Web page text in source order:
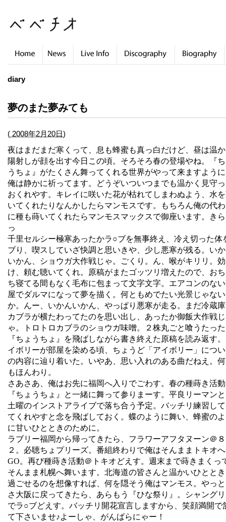
diary
夢のまた夢みても
( 2008年2月20日)
夜はまだまだ寒くって、息も蜂蜜も真っ白だけど、昼は温
陽射しが顔を出す今日この頃。そろそろ春の登場やね。『
うちょ』がたくさん舞ってくれる世界がやって来ますよう
俺は静かに祈ってます。どうぞいついつまでも温かく見守
おくれやす。キレイに咲いた花が枯れてしまわぬよう、水
いてくれたりなんかしたらマンモスです。もちろん俺の代
に種も蒔いてくれたらマンモスマックスで御座います。き
っ
千里セルシー極寒あったかラ○ブを無事終え、冷え切った体
ブり、喫スしていざ快調と思いきや、少し悪寒が残る。い
いかん、ショウガ大作戦じゃ。ごくり。ん、喉がキリリ。効
け、頼む聴いてくれ。原稿がまたゴッツリ増えたので、お
ち寝てる間もなく毛布に包まって文字文字。エアコンのな
屋でダルマになって夢を描く。何ともめでたい光景じゃない
か。んー、いかんいかん、やっぱり悪寒が走る。まだ冷蔵
カブラが横たわってたのを思い出し、あったか御飯大作戦じ
ゃ。トロトロカブラのショウガ味噌。２株丸ごと喰うたっ
『ちょうちょ』を飛ばしながら書き終えた原稿を読み返す
イボリーが部屋を染める頃、ちょうど「アイボリー」につ
の内容に辿り着いた。いやあ、思い入れのある曲だねえ。
もほんわり。
さあさあ、俺はお先に福岡へ入りでごわす。春の種蒔き活
『ちょうちょ』と一緒に舞って参りまーす。平良リーマン
土曜のインストアライブで落ち合う予定。バッチリ練習し
てくれやすと念を飛ばしておく。蝶のように舞い、蜂蜜の
に甘いひとときのために。
ラブリー福岡から帰ってきたら、フラワーアフタヌーン＠
２。必聴ちょプリーズ。番組終わりで俺はそんままトキオへ
GO。再び種蒔き活動＠トキオどえす。週末まで蒔きまくっ
そんまま札幌へ舞います。北海道の皆さんと温かいひとと
過ごせるのを想像すれば、何を隠そう俺はマンモス。やっ
さ大阪に戻ってきたら、あらもう『ひな祭り』。シャング
でラ○ブどえす。バッチリ開花宣言しますから、笑顔満開で
て下さいませ♪よーしゃ、がんばらにゃー！